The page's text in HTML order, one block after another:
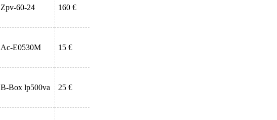
Zpv-60-24 160 €
Ac-E0530M 15 €
B-Box lp500va 25 €